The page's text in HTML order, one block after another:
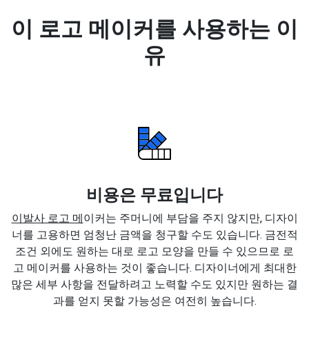
이 로고 메이커를 사용하는 이
유
비용은 무료입니다
이발사 로고 메이커는 주머니에 부담을 주지 않지만, 디자이
너를 고용하면 엄청난 금액을 청구할 수도 있습니다. 금전적
조건 외에도 원하는 대로 로고 모양을 만들 수 있으므로 로
고 메이커를 사용하는 것이 좋습니다. 디자이너에게 최대한
많은 세부 사항을 전달하려고 노력할 수도 있지만 원하는 결
과를 얻지 못할 가능성은 여전히 높습니다.